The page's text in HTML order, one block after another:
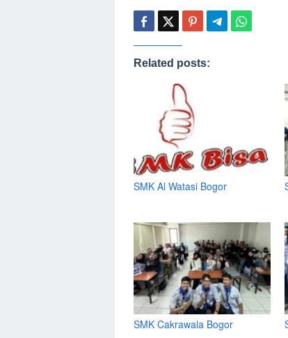
Related posts:
SMK Al Watasi Bogor
SMK Cakrawala Bogor